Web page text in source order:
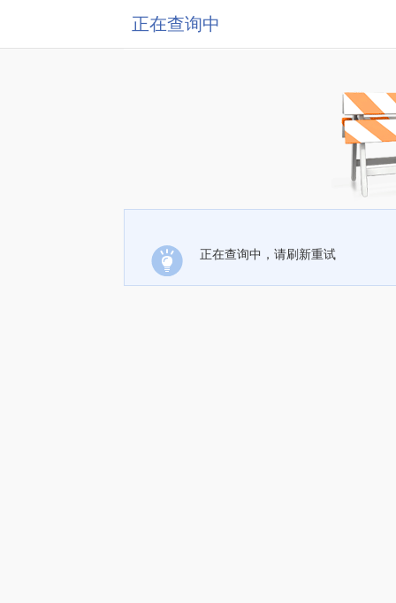
正在查询中
正在查询中，请刷新重试